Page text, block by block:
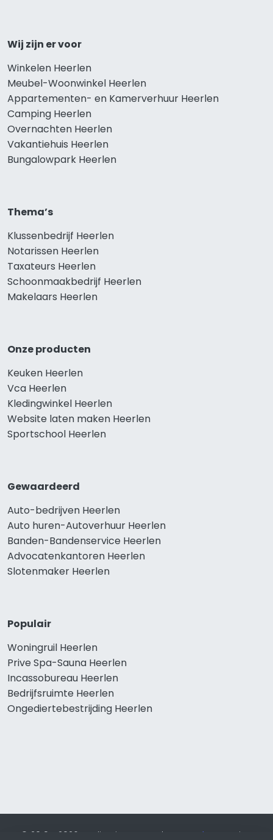
Wij zijn er voor
Winkelen Heerlen
Meubel-Woonwinkel Heerlen
Appartementen- en Kamerverhuur Heerlen
Camping Heerlen
Overnachten Heerlen
Vakantiehuis Heerlen
Bungalowpark Heerlen
Thema’s
Klussenbedrijf Heerlen
Notarissen Heerlen
Taxateurs Heerlen
Schoonmaakbedrijf Heerlen
Makelaars Heerlen
Onze producten
Keuken Heerlen
Vca Heerlen
Kledingwinkel Heerlen
Website laten maken Heerlen
Sportschool Heerlen
Gewaardeerd
Auto-bedrijven Heerlen
Auto huren-Autoverhuur Heerlen
Banden-Bandenservice Heerlen
Advocatenkantoren Heerlen
Slotenmaker Heerlen
Populair
Woningruil Heerlen
Prive Spa-Sauna Heerlen
Incassobureau Heerlen
Bedrijfsruimte Heerlen
Ongediertebestrijding Heerlen
© 2019 - 2026 Realisatie en SEO door SEO-bureau Lion